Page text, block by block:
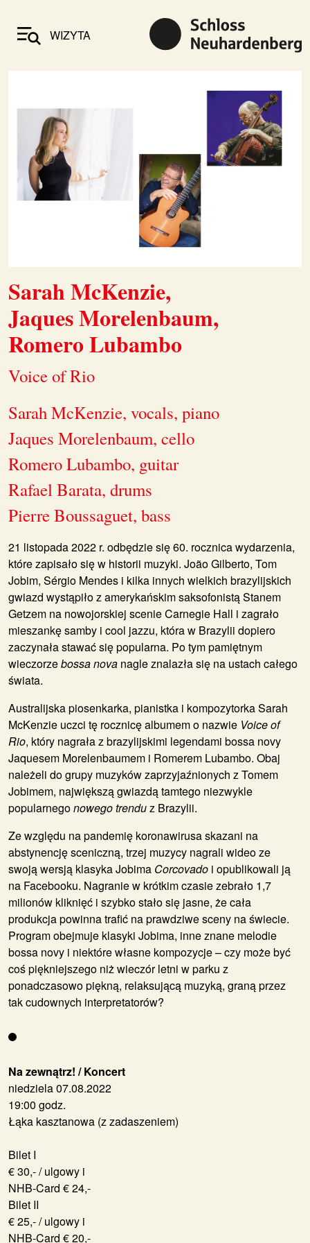
WIZYTA
Na zewnątrz! / Koncert
niedziela 07.08.2022
19:00 godz.
Łąka kasztanowa (z zadaszeniem)
Bilet I
€ 30,- / ulgowy i
NHB-Card € 24,-
Bilet II
€ 25,- / ulgowy i
NHB-Card € 20,-
Sarah McKenzie,
Jaques Morelenbaum,
Romero Lubambo
Voice of Rio
Sarah McKenzie, vocals, piano
Jaques Morelenbaum, cello
Romero Lubambo, guitar
Rafael Barata, drums
Pierre Boussaguet, bass
21 listopada 2022 r. odbędzie się 60. rocznica wydarzenia,
które zapisało się w historii muzyki. João Gilberto, Tom
Jobim, Sérgio Mendes i kilka innych wielkich brazylijskich
gwiazd wystąpiło z amerykańskim saksofonistą Stanem
Getzem na nowojorskiej scenie Carnegie Hall i zagrało
mieszankę samby i cool jazzu, która w Brazylii dopiero
zaczynała stawać się popularna. Po tym pamiętnym
wieczorzebossa nova nagle znalazła się na ustach całego
świata.
Australijska piosenkarka, pianistka i kompozytorkaSarah
McKenzie uczci tę rocznicę albumem o nazwie Voice of
Rio, który nagrała z brazylijskimi legendami bossa novy
Jaquesem Morelenbaumem i Romerem Lubambo. Obaj
należeli do grupy muzyków zaprzyjaźnionych z Tomem
Jobimem, największą gwiazdą tamtego niezwykle
popularnegonowego trenduz Brazylii.
Ze względu na pandemię koronawirusa skazani na
abstynencję sceniczną, trzej muzycy nagrali wideo ze
swoją wersją klasyka Jobima Corcovado i opublikowali ją
na Facebooku. Nagranie w krótkim czasie zebrało 1,7
milionów kliknięć i szybko stało się jasne, że cała
produkcja powinna trafić na prawdziwe sceny na świecie.
Program obejmuje klasyki Jobima, inne znane melodie
bossa novy i niektóre własne kompozycje – czy może być
coś piękniejszego niż wieczór letni w parku z
ponadczasowo piękną, relaksującą muzyką, graną przez
tak cudownych interpretatorów?